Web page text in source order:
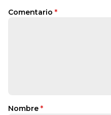
Comentario *
Nombre *